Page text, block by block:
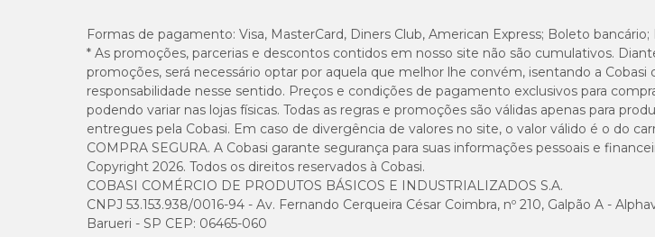
Formas de pagamento: Visa, MasterCard, Diners Club, American Express; Boleto bancário;
* As promoções, parcerias e descontos contidos em nosso site não são cumulativos.
promoções, será necessário optar por aquela que melhor lhe convém, isentando a Cobasi
responsabilidade nesse sentido. Preços e condições de pagamento exclusivos para
podendo variar nas lojas físicas. Todas as regras e promoções são válidas apenas para
entregues pela Cobasi. Em caso de divergência de valores no site, o valor válido é o do
COMPRA SEGURA. A Cobasi garante segurança para suas informações pessoais e
Copyright 2026. Todos os direitos reservados à Cobasi.
COBASI COMÉRCIO DE PRODUTOS BÁSICOS E INDUSTRIALIZADOS S.A.
CNPJ 53.153.938/0016-94 - Av. Fernando Cerqueira César Coimbra, nº 210, Galpão A -
Barueri - SP CEP: 06465-060